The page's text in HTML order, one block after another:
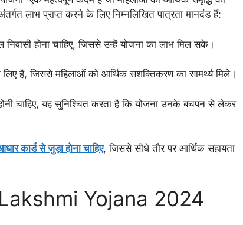
लाभ प्राप्त करने के लिए निम्नलिखित पात्रता मानदंड हैं:
होना चाहिए, जिससे उन्हें योजना का लाभ मिल सके।
है, जिससे महिलाओं को आर्थिक सशक्तिकरण का सामर्थ्य मिले।
चाहिए, यह सुनिश्चित करता है कि योजना उनके बचपन से लेकर
कार्ड से जुड़ा होना चाहिए, जिससे सीधे तौर पर आर्थिक सहायता
Yojana 2024